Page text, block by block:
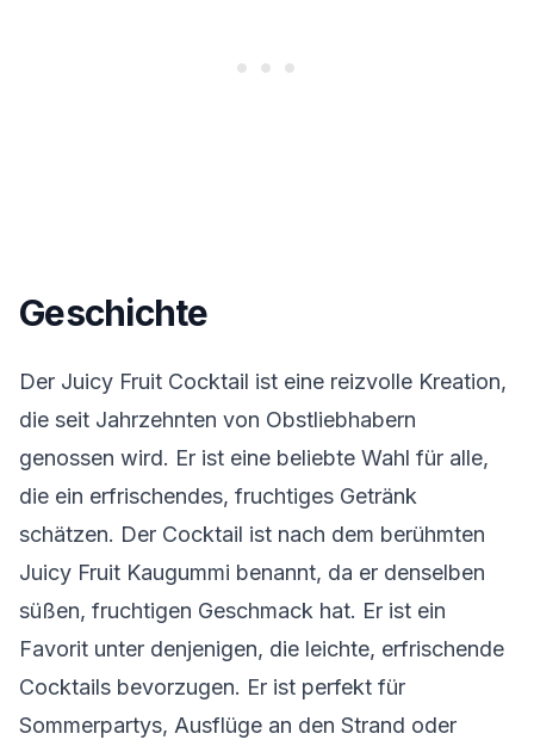
Geschichte
Der Juicy Fruit Cocktail ist eine reizvolle Kreation,
die seit Jahrzehnten von Obstliebhabern
genossen wird. Er ist eine beliebte Wahl für alle,
die ein erfrischendes, fruchtiges Getränk
schätzen. Der Cocktail ist nach dem berühmten
Juicy Fruit Kaugummi benannt, da er denselben
süßen, fruchtigen Geschmack hat. Er ist ein
Favorit unter denjenigen, die leichte, erfrischende
Cocktails bevorzugen. Er ist perfekt für
Sommerpartys, Ausflüge an den Strand oder